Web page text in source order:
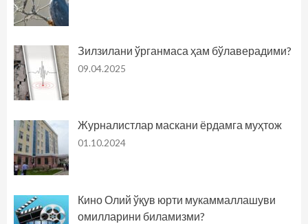
Зилзилани ўрганмаса ҳам бўлаверадими?
09.04.2025
Журналистлар маскани ёрдамга муҳтож
01.10.2024
Кино Олий ўқув юрти мукаммаллашуви
омилларини биламизми?